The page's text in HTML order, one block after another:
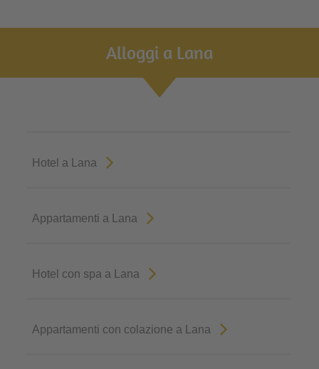
Alloggi a Lana
Hotel a Lana
Appartamenti a Lana
Hotel con spa a Lana
Appartamenti con colazione a Lana